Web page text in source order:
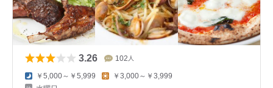
3.26 102 人
￥5,000～￥5,999 ￥3,000～￥3,999